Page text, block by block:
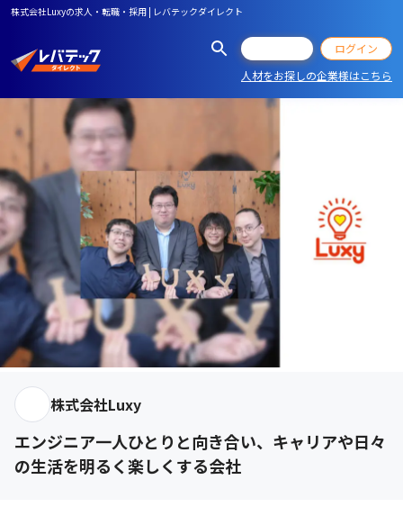
株式会社Luxyの求人・転職・採用 | レバテックダイレクト
ログイン
人材をお探しの企業様はこちら
株式会社Luxy
エンジニア一人ひとりと向き合い、キャリアや日々
の生活を明るく楽しくする会社